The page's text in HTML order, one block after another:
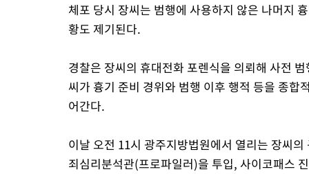
체포 당시 장씨는 범행에 사용하지 않은 나머지
황도 제기된다.
경찰은 장씨의 휴대전화 포렌식을 의뢰해 사전
씨가 흉기 준비 경위와 범행 이후 행적 등을 종
어간다.
이날 오전 11시 광주지방법원에서 열리는 장씨
죄심리분석관(프로파일러)을 투입, 사이코패스